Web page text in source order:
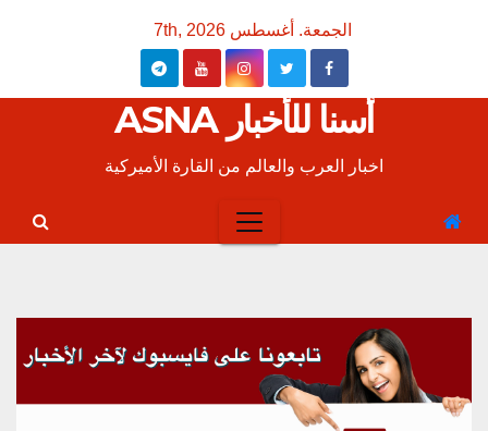
الجمعة. أغسطس 7th, 2026
أسنا للأخبار ASNA
اخبار العرب والعالم من القارة الأميركية